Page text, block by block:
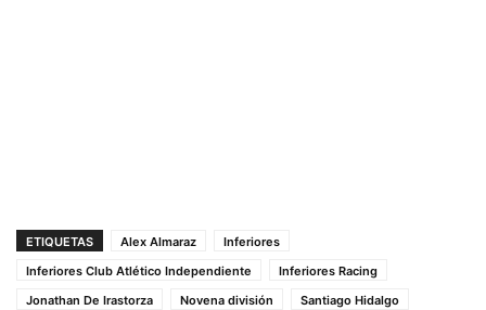
ETIQUETAS Alex Almaraz
Inferiores
Inferiores Club Atlético Independiente
Inferiores Racing
Jonathan De Irastorza
Novena división Santiago Hidalgo